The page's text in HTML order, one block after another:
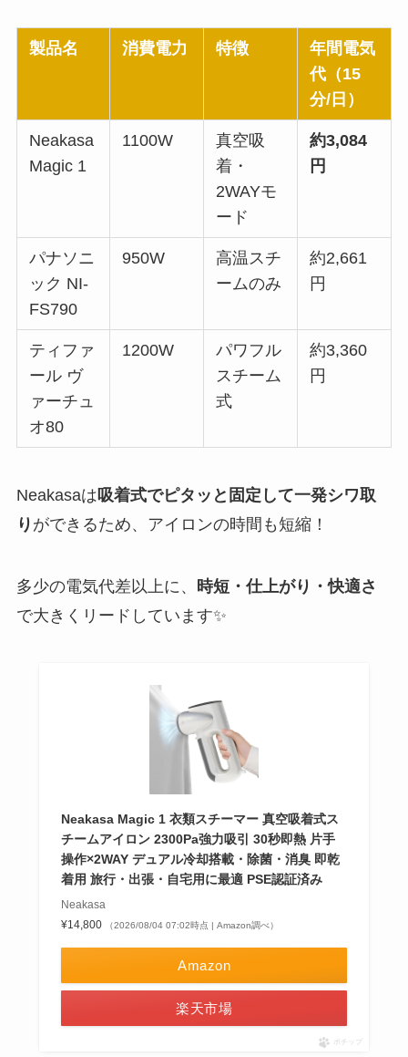
製品名 消費電力 特徴
年間電気
代（15
分/日）
Neakasa
Magic 1
1100W
真空吸
着・
2WAYモ
ード
約3,084
円
パナソニ
ック NI-
FS790
950W
高温スチ
ームのみ
約2,661
円
ティファ
ール ヴ
ァーチュ
オ80
1200W
パワフル
スチーム
式
約3,360
円
Neakasaは吸着式でピタッと固定して一発シワ取
り ができるため、アイロンの時間も短縮！
多少の電気代差以上に、
時短・仕上がり・快適さ
で大きくリードしています✨
Neakasa Magic 1 衣類スチーマー 真空吸着式ス
チームアイロン 2300Pa強力吸引 30秒即熱 片手
操作×2WAY デュアル冷却搭載・除菌・消臭 即乾
着用 旅行・出張・自宅用に最適 PSE認証済み
Neakasa
¥14,800
（2026/08/04 07:02時点 | Amazon調べ）
Amazon
楽天市場
ポチップ